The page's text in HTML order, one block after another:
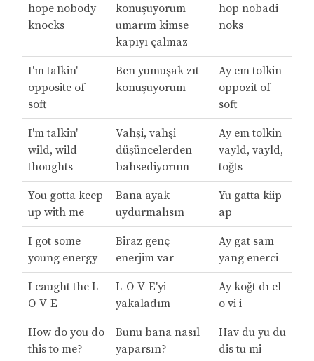
hope nobody
knocks
konuşuyorum
umarım kimse
kapıyı çalmaz
hop nobadi
noks
I'm talkin'
opposite of
soft
Ben yumuşak zıt
konuşuyorum
Ay em tolkin
oppozit of
soft
I'm talkin'
wild, wild
thoughts
Vahşi, vahşi
düşüncelerden
bahsediyorum
Ay em tolkin
vayld, vayld,
toğts
You gotta keep
up with me
Bana ayak
uydurmalısın
Yu gatta kiip
ap
I got some
young energy
Biraz genç
enerjim var
Ay gat sam
yang enerci
I caught the L-
O-V-E
L-O-V-E'yi
yakaladım
Ay koğt dı el
o vi i
How do you do
this to me?
Bunu bana nasıl
yaparsın?
Hav du yu du
dis tu mi